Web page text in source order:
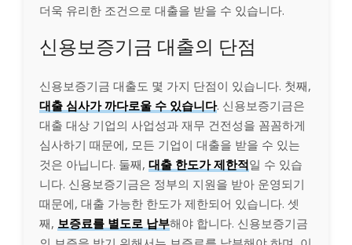
더욱 유리한 조건으로 대출을 받을 수 있습니다.
신용보증기금 대출의 단점
신용보증기금 대출도 몇 가지 단점이 있습니다. 첫째,
대출 심사가 까다로울 수 있습니다. 신용보증기금은
대출 대상 기업의 사업성과 재무 건전성을 꼼꼼하게
심사하기 때문에, 모든 기업이 대출을 받을 수 있는
것은 아닙니다. 둘째, 대출 한도가 제한적일 수 있습
니다. 신용보증기금은 정부의 지원을 받아 운영되기
때문에, 대출 가능한 한도가 제한되어 있습니다. 셋
째, 보증료를 별도로 납부해야 합니다. 신용보증기금